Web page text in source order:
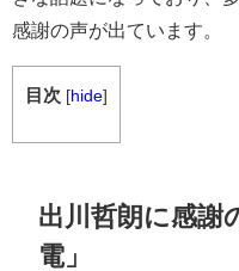
感謝の声が出ています。
目次 [hide]
出川哲朗に感謝
電」